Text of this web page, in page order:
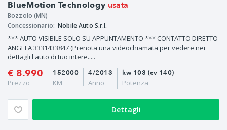
BlueMotion Technology usata
Bozzolo (MN)
Concessionario: Nobile Auto S.r.l.
*** AUTO VISIBILE SOLO SU APPUNTAMENTO *** CONTATTO DIRETTO
ANGELA 3331433847 (Prenota una videochiamata per vedere nei
dettagli l'auto di tuo intere.....
€ 8.990
Prezzo
4/2013
Anno
152000
KM
kw 103 (cv 140)
Potenza
Dettagli